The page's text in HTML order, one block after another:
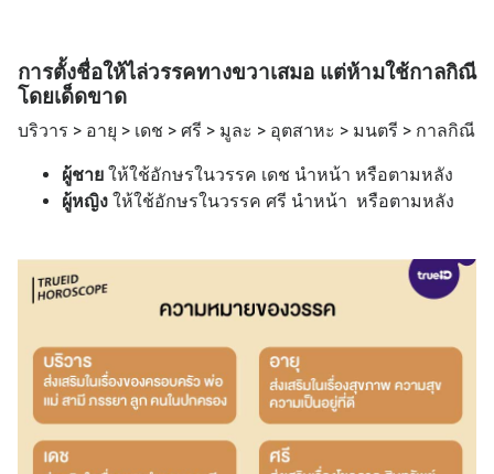
การตั้งชื่อให้ไล่วรรคทางขวาเสมอ แต่ห้ามใช้กาลกิณี
โดยเด็ดขาด
บริวาร > อายุ > เดช > ศรี > มูละ > อุตสาหะ > มนตรี > กาลกิณี
ผู้ชาย ให้ใช้อักษรในวรรค เดช นำหน้า หรือตามหลัง
ผู้หญิง ให้ใช้อักษรในวรรค ศรี นำหน้า หรือตามหลัง